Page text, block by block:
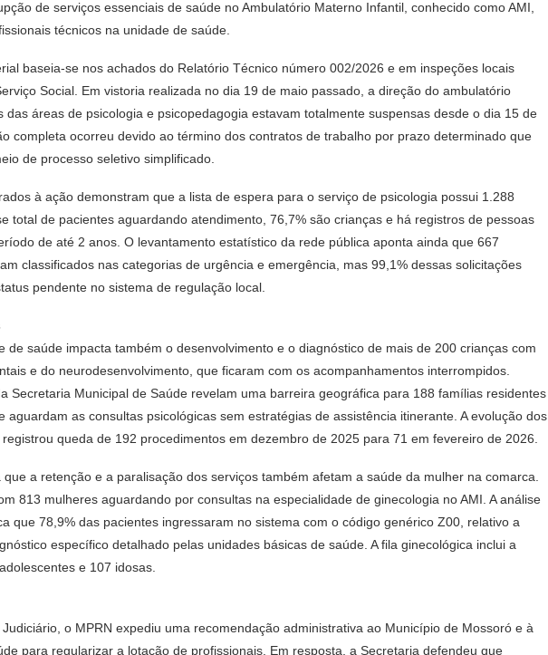
de serviços essenciais de saúde no Ambulatório Materno Infantil, conhecido como AMI,
técnicos na unidade de saúde.
baseia-se nos achados do Relatório Técnico número 002/2026 e em inspeções locais
Social. Em vistoria realizada no dia 19 de maio passado, a direção do ambulatório
das áreas de psicologia e psicopedagogia estavam totalmente suspensas desde o dia 15 de
completa ocorreu devido ao término dos contratos de trabalho por prazo determinado que
de processo seletivo simplificado.
à ação demonstram que a lista de espera para o serviço de psicologia possui 1.288
total de pacientes aguardando atendimento, 76,7% são crianças e há registros de pessoas
de até 2 anos. O levantamento estatístico da rede pública aponta ainda que 667
classificados nas categorias de urgência e emergência, mas 99,1% dessas solicitações
pendente no sistema de regulação local.
de saúde impacta também o desenvolvimento e o diagnóstico de mais de 200 crianças com
e do neurodesenvolvimento, que ficaram com os acompanhamentos interrompidos.
Secretaria Municipal de Saúde revelam uma barreira geográfica para 188 famílias residentes
aguardam as consultas psicológicas sem estratégias de assistência itinerante. A evolução dos
queda de 192 procedimentos em dezembro de 2025 para 71 em fevereiro de 2026.
a retenção e a paralisação dos serviços também afetam a saúde da mulher na comarca.
813 mulheres aguardando por consultas na especialidade de ginecologia no AMI. A análise
que 78,9% das pacientes ingressaram no sistema com o código genérico Z00, relativo a
específico detalhado pelas unidades básicas de saúde. A fila ginecológica inclui a
e 107 idosas.
o MPRN expediu uma recomendação administrativa ao Município de Mossoró e à
para regularizar a lotação de profissionais. Em resposta, a Secretaria defendeu que